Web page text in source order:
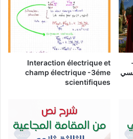
Interaction électrique et
champ électrique -3éme
scientifiques